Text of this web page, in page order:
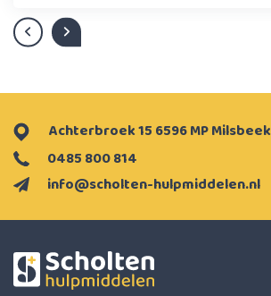
info@scholten-hulpmiddelen.nl
0485 800 814
Achterbroek 15 6596 MP Milsbeek